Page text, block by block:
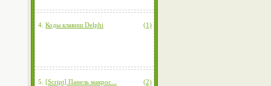
4. Коды клавиш Delphi (1)
5. [Script] Панель макрос... (2)